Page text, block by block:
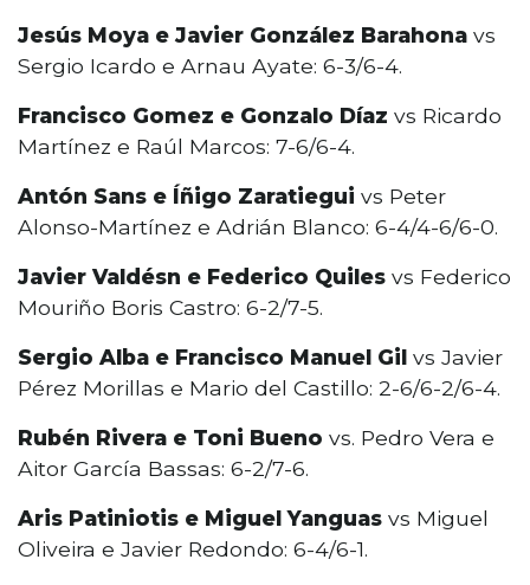
Jesús Moya e Javier González Barahona vs
Sergio Icardo e Arnau Ayate: 6-3/6-4.
Francisco Gomez e Gonzalo Díaz vs Ricardo
Martínez e Raúl Marcos: 7-6/6-4.
Antón Sans e Íñigo Zaratiegui vs Peter
Alonso-Martínez e Adrián Blanco: 6-4/4-6/6-0.
Javier Valdésn e Federico Quiles vs Federico
Mouriño Boris Castro: 6-2/7-5.
Sergio Alba e Francisco Manuel Gil vs Javier
Pérez Morillas e Mario del Castillo: 2-6/6-2/6-4.
Rubén Rivera e Toni Bueno vs. Pedro Vera e
Aitor García Bassas: 6-2/7-6.
Aris Patiniotis e Miguel Yanguas vs Miguel
Oliveira e Javier Redondo: 6-4/6-1.